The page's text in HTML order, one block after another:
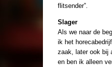
flitsender”.
Slager
Als we naar de
ik het
zaak, later ook bij
en ben ik alleen